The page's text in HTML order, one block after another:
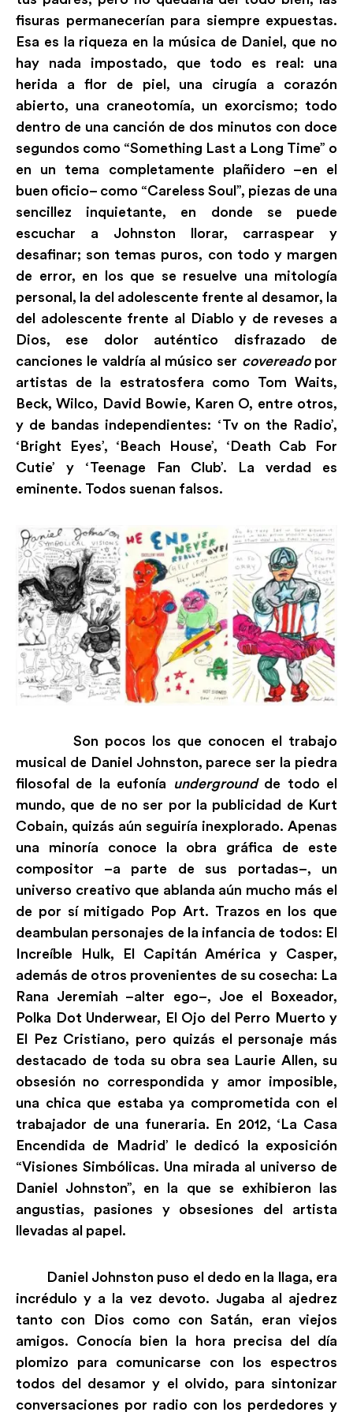
fisuras permanecerían para siempre expuestas.
Esa es la riqueza en la música de Daniel, que no
hay nada impostado, que todo es real: una
herida a flor de piel, una cirugía a corazón
abierto, una craneotomía, un exorcismo; todo
dentro de una canción de dos minutos con doce
segundos como “Something Last a Long Time” o
en un tema completamente plañidero –en el
buen oficio– como “Careless Soul”, piezas de una
sencillez inquietante, en donde se puede
escuchar a Johnston llorar, carraspear y
desafinar; son temas puros, con todo y margen
de error, en los que se resuelve una mitología
personal, la del adolescente frente al desamor, la
del adolescente frente al Diablo y de reveses a
Dios, ese dolor auténtico disfrazado de
canciones le valdría al músico ser covereadopor
artistas de la estratosfera como Tom Waits,
Beck, Wilco, David Bowie, Karen O, entre otros,
y de bandas independientes: ‘Tv on the Radio’,
‘Bright Eyes’, ‘Beach House’, ‘Death Cab For
Cutie’ y ‘Teenage Fan Club’. La verdad es
eminente. Todos suenan falsos.
Son pocos los que conocen el trabajo
musical de Daniel Johnston, parece ser la piedra
filosofal de la eufonía
undergroundde todo el
mundo, que de no ser por la publicidad de Kurt
Cobain, quizás aún seguiría inexplorado. Apenas
una minoría conoce la obra gráfica de este
compositor –a parte de sus portadas–, un
universo creativo que ablanda aún mucho más el
de por sí mitigado Pop Art. Trazos en los que
deambulan personajes de la infancia de todos: El
Increíble Hulk, El Capitán América y Casper,
además de otros provenientes de su cosecha: La
Rana Jeremiah –alter ego–, Joe el Boxeador,
Polka Dot Underwear, El Ojo del Perro Muerto y
El Pez Cristiano, pero quizás el personaje más
destacado de toda su obra sea Laurie Allen, su
obsesión no correspondida y amor imposible,
una chica que estaba ya comprometida con el
trabajador de una funeraria. En 2012, ‘La Casa
Encendida de Madrid’ le dedicó la exposición
“Visiones Simbólicas. Una mirada al universo de
Daniel Johnston”, en la que se exhibieron las
angustias, pasiones y obsesiones del artista
llevadas al papel.
Daniel Johnston puso el dedo en la llaga, era
incrédulo y a la vez devoto. Jugaba al ajedrez
tanto con Dios como con Satán, eran viejos
amigos. Conocía bien la hora precisa del día
plomizo para comunicarse con los espectros
todos del desamor y el olvido, para sintonizar
conversaciones por radio con los perdedores y